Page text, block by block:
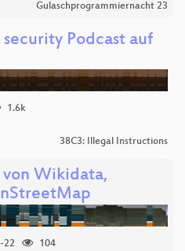
Gulaschprogrammiernacht 23
Podcast auf
1.6k
38C3: Illegal Instructions
von Wikidata,
22
104